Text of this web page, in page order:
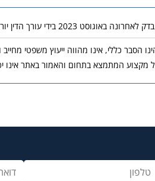
הסבר כללי, אינו מהווה ייעוץ משפטי
מקצוע המתמצא בתחום והאמור באתר אינו